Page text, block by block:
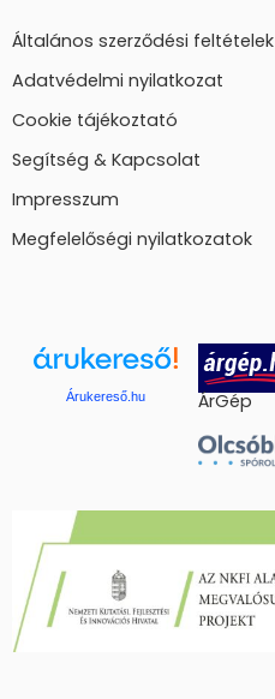
Általános szerződési feltételek
Adatvédelmi nyilatkozat
Cookie tájékoztató
Segítség & Kapcsolat
Impresszum
Megfelelőségi nyilatkozatok
Árukereső.hu ÁrGép